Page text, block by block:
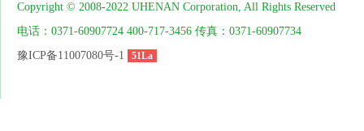
Copyright © 2008-2022 UHENAN Corporation, All Rights Reserved
电话：0371-60907724 400-717-3456 传真：0371-60907734
豫ICP备11007080号-1
51La